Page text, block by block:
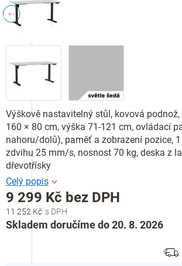
11 252 Kč
9 299 Kč bez DPH
Měrná
cena:
Skladem doručíme do 20. 8. 2026
Výškově nastavitelný stůl, kovová
160 × 80 cm, výška 71-121 cm, ovládací
nahoru/dolů), paměť a zobrazení pozice,
zdvihu 25 mm/s, nosnost 70 kg, deska z
dřevotřísky